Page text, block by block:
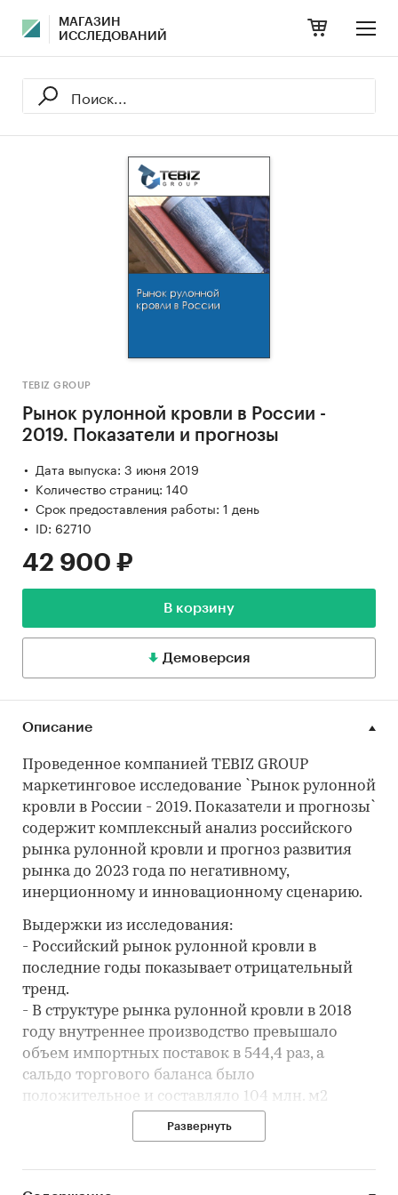
МАГАЗИН
ИССЛЕДОВАНИЙ
TEBIZ GROUP
Рынок рулонной кровли в России -
2019. Показатели и прогнозы
Дата выпуска: 3 июня 2019
Количество страниц: 140
Срок предоставления работы: 1 день
ID: 62710
42 900 ₽
В корзину
Демоверсия
Описание
Проведенное компанией TEBIZ GROUP
маркетинговое исследование `Рынок рулонной
кровли в России - 2019. Показатели и прогнозы`
содержит комплексный анализ российского
рынка рулонной кровли и прогноз развития
рынка до 2023 года по негативному,
инерционному и инновационному сценарию.
Выдержки из исследования:
- Российский рынок рулонной кровли в
последние годы показывает отрицательный
тренд.
- В структуре рынка рулонной кровли в 2018
году внутреннее производство превышало
объем импортных поставок в 544,4 раз, а
сальдо торгового баланса было
положительное и составляло 104 млн. м2
году является Финляндия (более 61%), ведущий
Развернуть